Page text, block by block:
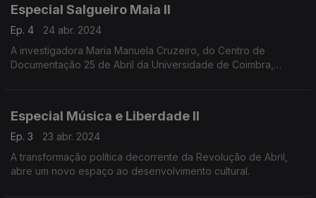
Especial Salgueiro Maia II
Ep. 4
24 abr. 2024
A investigadora Maria Manuela Cruzeiro, do Centro de
Documentação 25 de Abril da Universidade de Coimbra,
Especial Música e Liberdade II
Ep. 3
23 abr. 2024
A transformação política decorrente da Revolução de Abril,
abre um novo espaço ao desenvolvimento cultural.